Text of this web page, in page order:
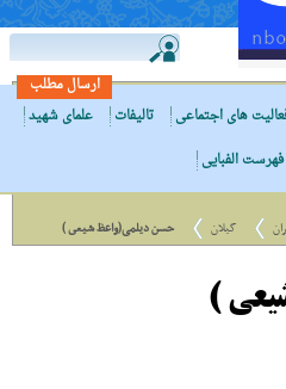
ارسال مطلب
های اجتماعی تالیفات
علمای شهید
فهرست الفبایی
گیلان حسن دیلمی(واعظ شیعى )
)